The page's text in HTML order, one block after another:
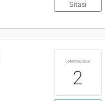
Sitasi
Ketersediaan
2